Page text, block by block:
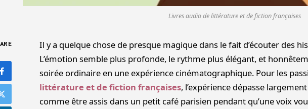
Livres audio de littérature et de fiction françaises
Il y a quelque chose de presque magique dans le fait d’écouter des
L’émotion semble plus profonde, le rythme plus élégant, et
soirée ordinaire en une expérience cinématographique. Pour les
littérature et de fiction françaises, l’expérience dépasse
comme être assis dans un petit café parisien pendant qu’une voix